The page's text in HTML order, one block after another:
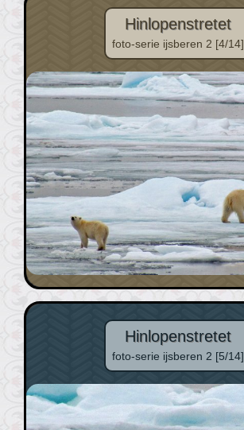
Hinlopenstretet
foto-serie ijsberen 2 [4/14]
Hinlopenstretet
foto-serie ijsberen 2 [5/14]